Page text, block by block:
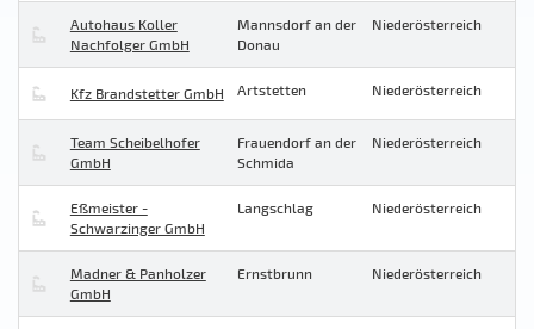
Autohaus Koller
Nachfolger GmbH
Mannsdorf an der
Donau
Niederösterreich
Kfz Brandstetter GmbH Artstetten Niederösterreich
Team Scheibelhofer
GmbH
Frauendorf an der
Schmida
Niederösterreich
Eßmeister -
Schwarzinger GmbH
Langschlag Niederösterreich
Madner & Panholzer
GmbH
Ernstbrunn Niederösterreich